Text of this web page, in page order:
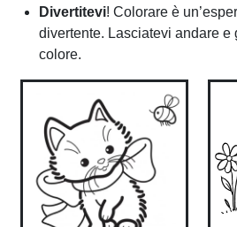
Divertitevi! Colorare è
divertente. Lasciatevi andare e
colore.